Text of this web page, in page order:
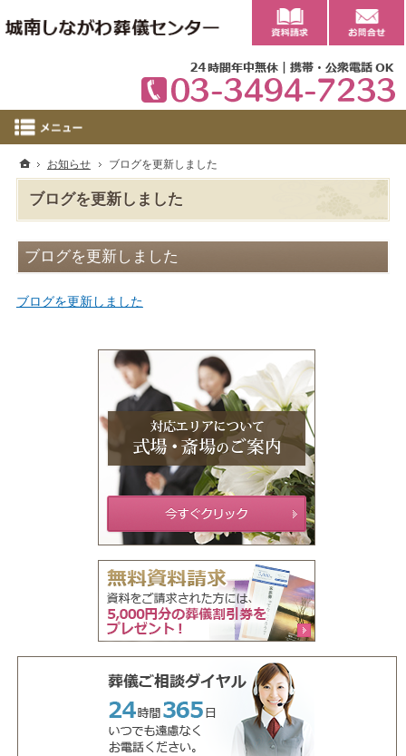
ブログを更新しました
ブログを更新しました
ブログを更新しました
ホーム
お知らせ ブログを更新しました